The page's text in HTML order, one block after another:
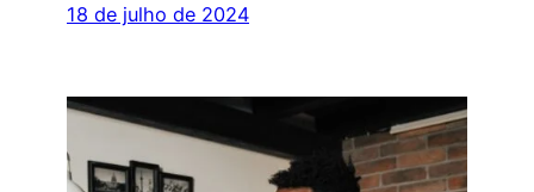
18 de julho de 2024